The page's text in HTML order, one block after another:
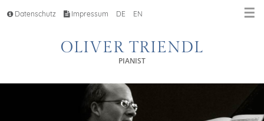
Datenschutz Impressum DE EN ☰
OLIVER TRIENDL
PIANIST